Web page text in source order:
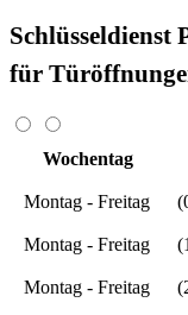
Schlüsseldienst
für
Wochentag
Montag - Freitag
Montag - Freitag
Montag - Freitag